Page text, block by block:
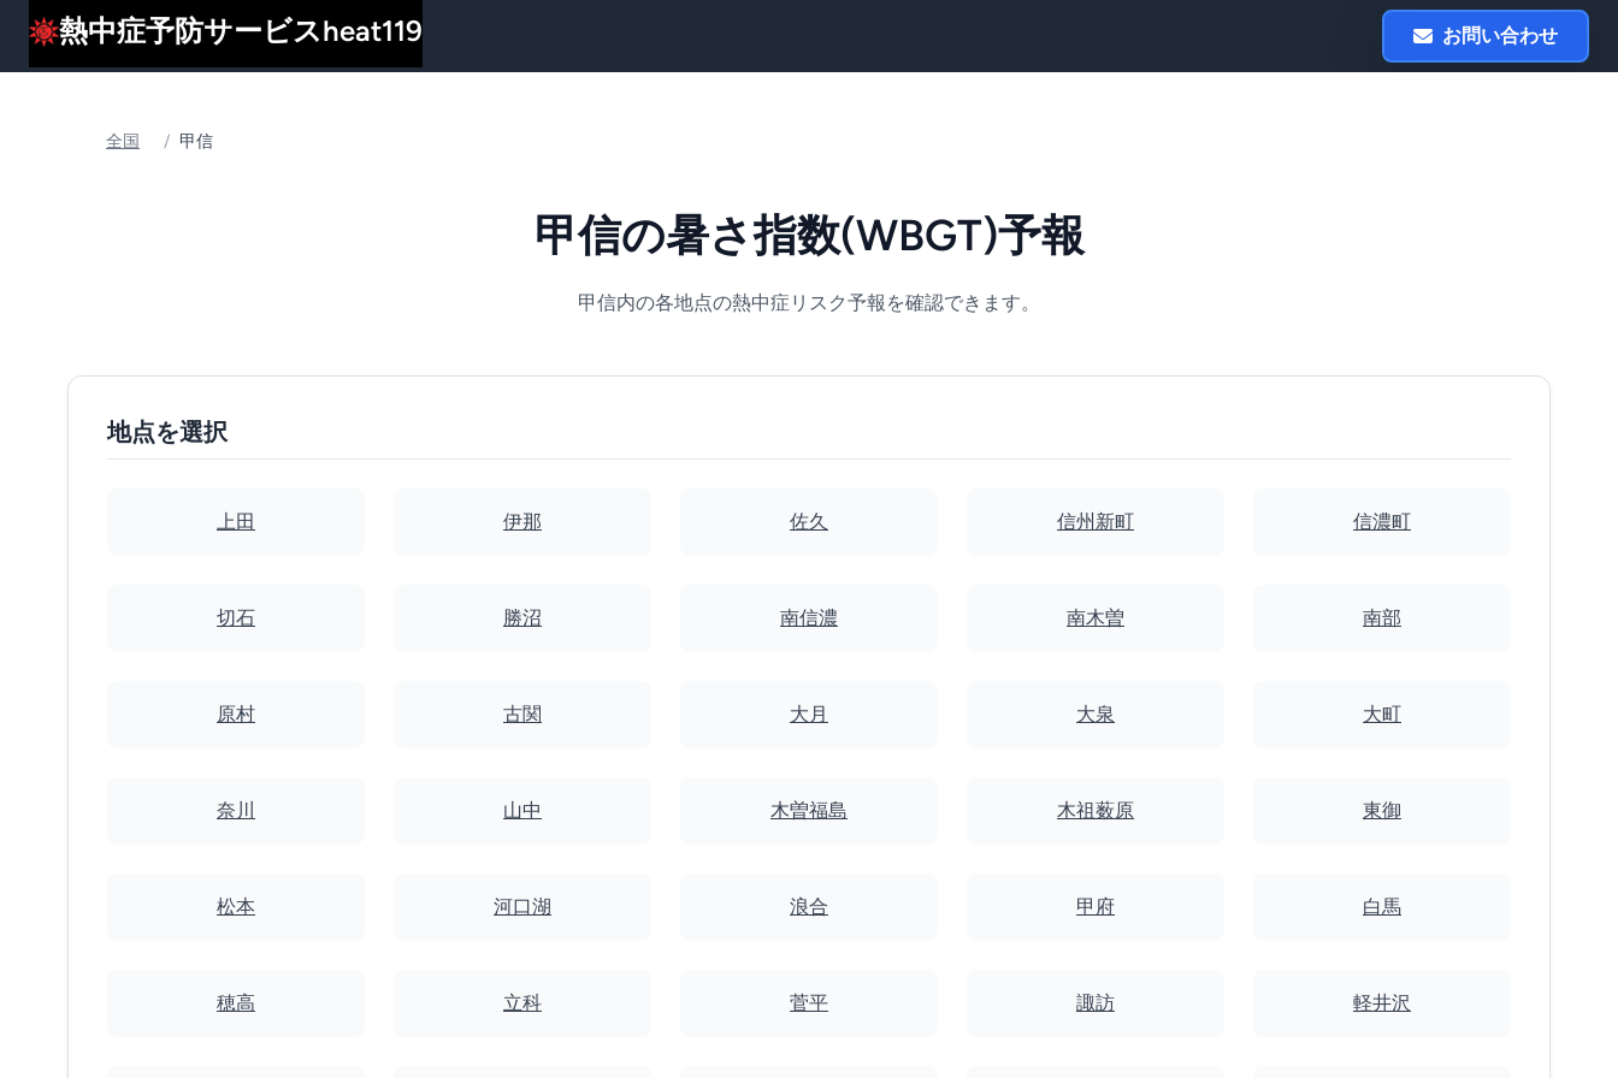
熱中症予防サービスheat119 お問い合わせ
全国 / 甲信
甲信の暑さ指数(WBGT)予報
甲信内の各地点の熱中症リスク予報を確認できます。
地点を選択
上田 伊那 佐久 信州新町 信濃町
切石 勝沼 南信濃 南木曽 南部
原村 古関 大月 大泉 大町
奈川 山中 木曽福島 木祖薮原 東御
松本 河口湖 浪合 甲府 白馬
穂高 立科 菅平 諏訪 軽井沢